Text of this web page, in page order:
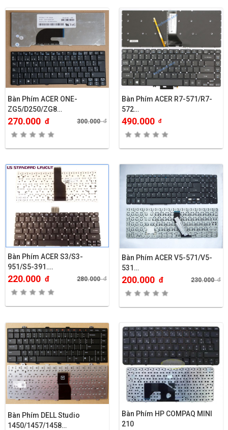
Bàn Phím ACER ONE-
ZG5/D250/ZG8…
270.000 đ 300.000đ
Bàn Phím ACER R7-571/R7-
572…
490.000 đ
Bàn Phím ACER S3/S3-
951/S5-391….
220.000 đ 280.000đ
Bàn Phím ACER V5-571/V5-
531…
200.000 đ 230.000đ
Bàn Phím DELL Studio
1450/1457/1458…
Bàn Phím HP COMPAQ MINI
210